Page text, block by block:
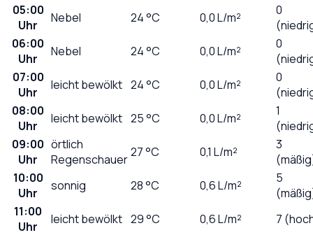
05:00
Uhr
Nebel 24°C 0,0L/m²
0
06:00
Uhr
Nebel 24°C 0,0L/m²
0
07:00
Uhr
leicht bewölkt 24°C 0,0L/m²
0
08:00
Uhr
leicht bewölkt 25°C 0,0L/m²
1
09:00
Uhr
örtlich
Regenschauer27°C 0,1 L/m²
3
10:00
Uhr
sonnig 28°C 0,6L/m²
5
11:00
Uhr
leicht bewölkt 29°C 0,6L/m²
7